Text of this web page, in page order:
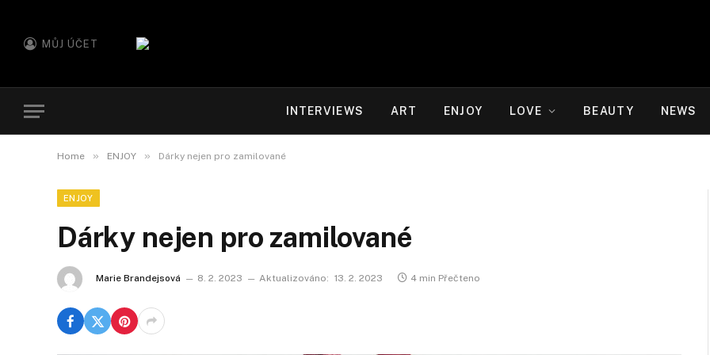
MŮJ ÚČET
INTERVIEWS ART ENJOY LOVE BEAUTY NEWS
Home » ENJOY » Dárky nejen pro zamilované
ENJOY
Dárky nejen pro zamilované
Marie Brandejsová 8. 2. 2023 Aktualizováno: 13. 2. 2023 4 min Přečteno